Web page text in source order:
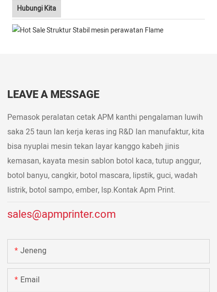
Hubungi Kita
LEAVE A MESSAGE
Pemasok peralatan cetak APM kanthi pengalaman luwih
saka 25 taun lan kerja keras ing R&D lan manufaktur, kita
bisa nyuplai mesin tekan layar kanggo kabeh jinis
kemasan, kayata mesin sablon botol kaca, tutup anggur,
botol banyu, cangkir, botol mascara, lipstik, guci, wadah
listrik, botol sampo, ember, lsp.Kontak Apm Print.
sales@apmprinter.com
Jeneng
Email